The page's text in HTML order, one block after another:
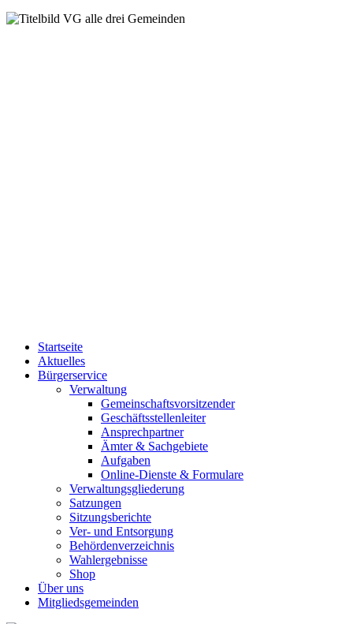
Startseite
Aktuelles
Bürgerservice
Verwaltung
Gemeinschaftsvorsitzender
Geschäftsstellenleiter
Ansprechpartner
Ämter & Sachgebiete
Aufgaben
Online-Dienste & Formulare
Verwaltungsgliederung
Satzungen
Sitzungsberichte
Ver- und Entsorgung
Behördenverzeichnis
Wahlergebnisse
Shop
Über uns
Mitgliedsgemeinden